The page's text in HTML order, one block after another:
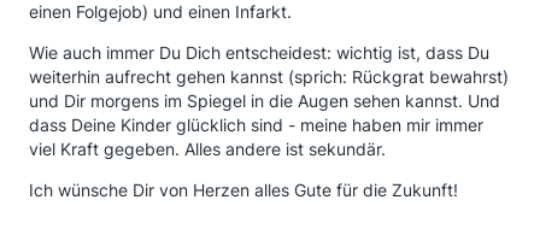
einen Folgejob) und einen Infarkt.
Wie auch immer Du Dich entscheidest: wichtig ist, dass Du
weiterhin aufrecht gehen kannst (sprich: Rückgrat bewahrst)
und Dir morgens im Spiegel in die Augen sehen kannst. Und
dass Deine Kinder glücklich sind - meine haben mir immer
viel Kraft gegeben. Alles andere ist sekundär.
Ich wünsche Dir von Herzen alles Gute für die Zukunft!